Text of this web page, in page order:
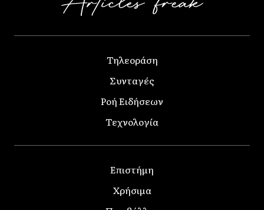
Τηλεοράση
Συνταγές
Ροή Ειδήσεων
Τεχνολογία
Επιστήμη
Χρήσιμα